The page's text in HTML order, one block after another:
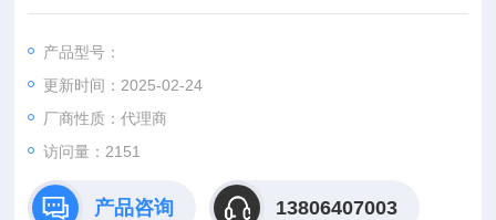
• 精密加工螺纹（13 x 425），可以始终保证密封
• 可用于洗涤瓶、废液瓶和储存瓶
产品型号：
更新时间：2025-02-24
厂商性质：代理商
访问量：2151
产品咨询 13806407003